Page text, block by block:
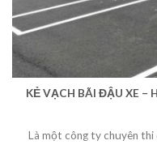
KẺ VẠCH BÃI ĐẬU XE –
Là một công ty chuyên thi